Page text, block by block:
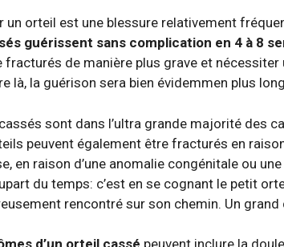
un orteil est une blessure relativement
guérissent sans complication en 4 à 8
fracturés de manière plus grave et
là, la guérison sera bien évidemmen plus
sont dans l’ultra grande majorité des
peuvent également être fracturés en
en raison d’une anomalie congénitale ou
du temps: c’est en se cognant le petit
rencontré sur son chemin. Un grand